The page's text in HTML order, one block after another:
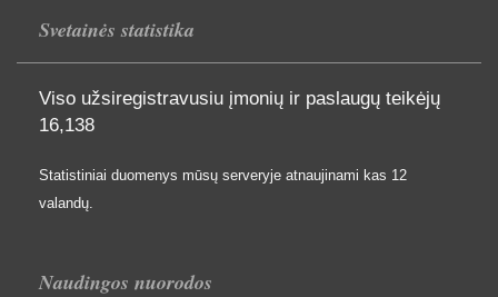
Svetainės statistika
Viso užsiregistravusiu įmonių ir paslaugų teikėjų
16,138
Statistiniai duomenys mūsų serveryje atnaujinami kas 12
valandų.
Naudingos nuorodos